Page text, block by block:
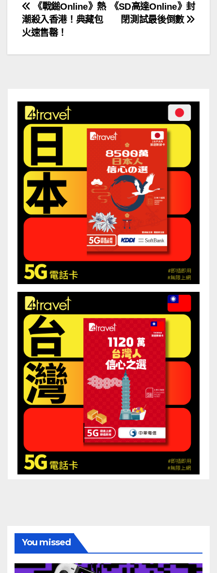
文
章
導
《SD高達Online》封
閉測試最後倒數
《戰鎚Online》熱
潮殺入香港！典藏包
火速售罄！
You missed